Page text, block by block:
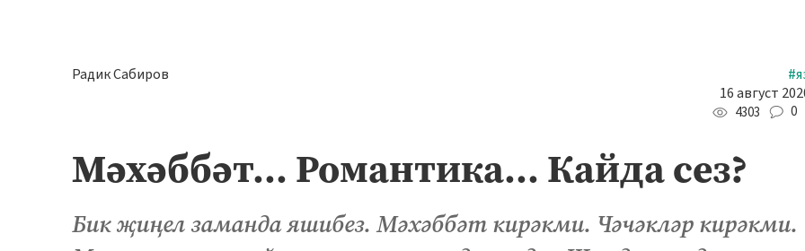
Радик Сабиров
16 август
4303 0
Мәхәббәт... Романтика... Кайда сез?
Бик җиңел заманда яшибез. Мәхәббәт кирәкми. Чәчәкләр кирәкми.